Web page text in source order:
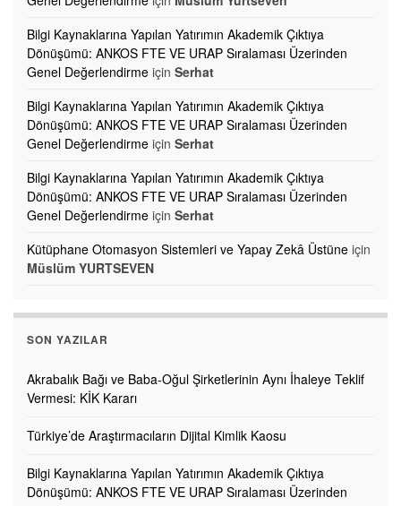
Bilgi Kaynaklarına Yapılan Yatırımın Akademik Çıktıya
Dönüşümü: ANKOS FTE VE URAP Sıralaması Üzerinden
Genel Değerlendirme için Serhat
Bilgi Kaynaklarına Yapılan Yatırımın Akademik Çıktıya
Dönüşümü: ANKOS FTE VE URAP Sıralaması Üzerinden
Genel Değerlendirme için Serhat
Bilgi Kaynaklarına Yapılan Yatırımın Akademik Çıktıya
Dönüşümü: ANKOS FTE VE URAP Sıralaması Üzerinden
Genel Değerlendirme için Serhat
Kütüphane Otomasyon Sistemleri ve Yapay Zekâ Üstüne için
Müslüm YURTSEVEN
SON YAZILAR
Akrabalık Bağı ve Baba-Oğul Şirketlerinin Aynı İhaleye Teklif
Vermesi: KİK Kararı
Türkiye’de Araştırmacıların Dijital Kimlik Kaosu
Bilgi Kaynaklarına Yapılan Yatırımın Akademik Çıktıya
Dönüşümü: ANKOS FTE VE URAP Sıralaması Üzerinden